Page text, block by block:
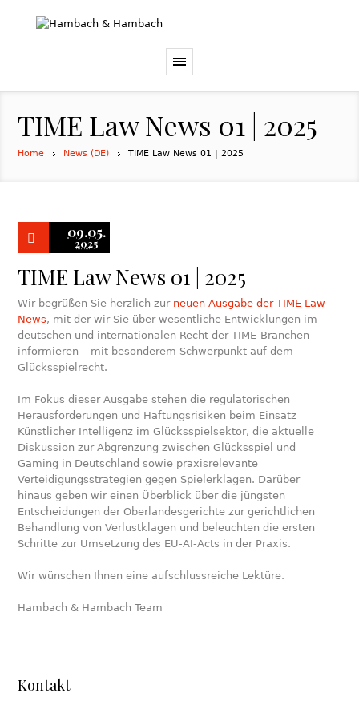
TIME Law News 01 | 2025
Home News (DE) TIME Law News 01 | 2025
09.05.
2025
TIME Law News 01 | 2025
Wir begrüßen Sie herzlich zur neuen Ausgabe der TIME Law
News, mit der wir Sie über wesentliche Entwicklungen im
deutschen und internationalen Recht der TIME-Branchen
informieren – mit besonderem Schwerpunkt auf dem
Glücksspielrecht.
Im Fokus dieser Ausgabe stehen die regulatorischen
Herausforderungen und Haftungsrisiken beim Einsatz
Künstlicher Intelligenz im Glücksspielsektor, die aktuelle
Diskussion zur Abgrenzung zwischen Glücksspiel und
Gaming in Deutschland sowie praxisrelevante
Verteidigungsstrategien gegen Spielerklagen. Darüber
hinaus geben wir einen Überblick über die jüngsten
Entscheidungen der Oberlandesgerichte zur gerichtlichen
Behandlung von Verlustklagen und beleuchten die ersten
Schritte zur Umsetzung des EU-AI-Acts in der Praxis.
Wir wünschen Ihnen eine aufschlussreiche Lektüre.
Hambach & Hambach Team
Kontakt